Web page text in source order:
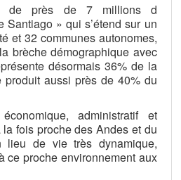
de près de 7 millions d
Santiago » qui s’étend sur un
et 32 communes autonomes,
brèche démographique avec
désormais 36% de la
produit aussi près de 40% du
administratif et
fois proche des Andes et du
lieu de vie très dynamique,
ce proche environnement aux